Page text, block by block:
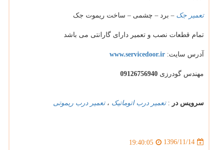
تعمیر جک – برد – چشمی – ساخت ریموت جک
تمام قطعات نصب و تعمیر دارای گارانتی می باشد
آدرس سایت: www.servicedoor.ir
مهندس گودرزی 09126756940
سرویس در : تعمیر درب اتوماتیک ،تعمیر درب ریموتی
1396/11/14
19:40:05